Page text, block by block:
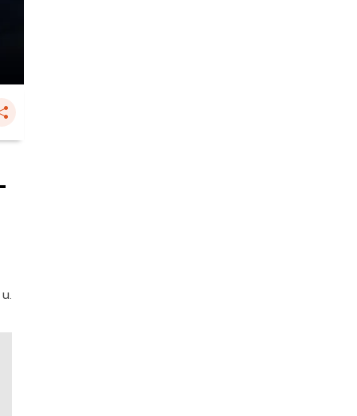
.